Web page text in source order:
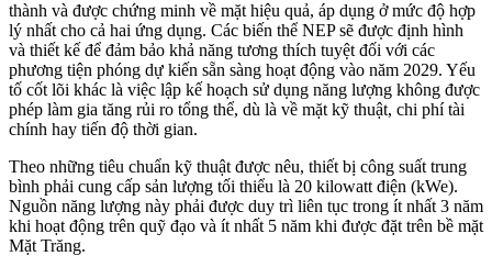
thành và được chứng minh về mặt hiệu quả, áp dụng ở mức độ hợp
lý nhất cho cả hai ứng dụng. Các biến thể NEP sẽ được định hình
và thiết kế để đảm bảo khả năng tương thích tuyệt đối với các
phương tiện phóng dự kiến sẵn sàng hoạt động vào năm 2029. Yếu
tố cốt lõi khác là việc lập kế hoạch sử dụng năng lượng không được
phép làm gia tăng rủi ro tổng thể, dù là về mặt kỹ thuật, chi phí tài
chính hay tiến độ thời gian.
Theo những tiêu chuẩn kỹ thuật được nêu, thiết bị công suất trung
bình phải cung cấp sản lượng tối thiểu là 20 kilowatt điện (kWe).
Nguồn năng lượng này phải được duy trì liên tục trong ít nhất 3 năm
khi hoạt động trên quỹ đạo và ít nhất 5 năm khi được đặt trên bề mặt
Mặt Trăng.